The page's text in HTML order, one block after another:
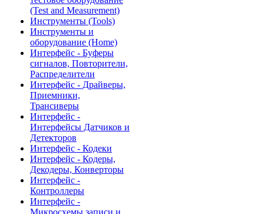
(Test and Measurement)
Инструменты (Tools)
Инструменты и
оборудование (Home)
Интерфейс - Буферы
сигналов, Повторители,
Распределители
Интерфейс - Драйверы,
Приемники,
Трансиверы
Интерфейс -
Интерфейсы Датчиков и
Детекторов
Интерфейс - Кодеки
Интерфейс - Кодеры,
Декодеры, Конверторы
Интерфейс -
Контроллеры
Интерфейс -
Микросхемы записи и